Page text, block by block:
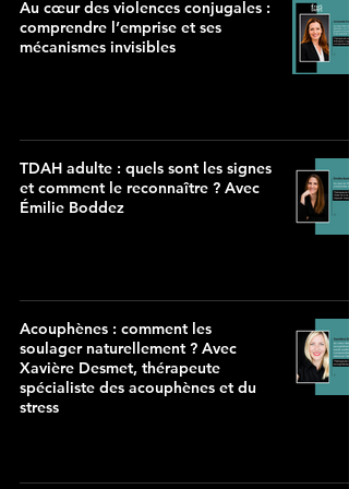
Au cœur des violences conjugales :
comprendre l’emprise et ses
mécanismes invisibles
TDAH adulte : quels sont les signes
et comment le reconnaître ? Avec
Émilie Boddez
Acouphènes : comment les
soulager naturellement ? Avec
Xavière Desmet, thérapeute
spécialiste des acouphènes et du
stress